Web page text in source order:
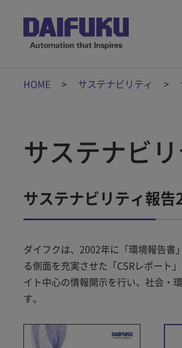
HOME サステナビリティ
サステナビリ
サステナビリティ報告
ダイフクは、2002年に「環境報告書
る側面を充実させた「CSRレポート
イト中心の情報開示を行い、社会・
す。